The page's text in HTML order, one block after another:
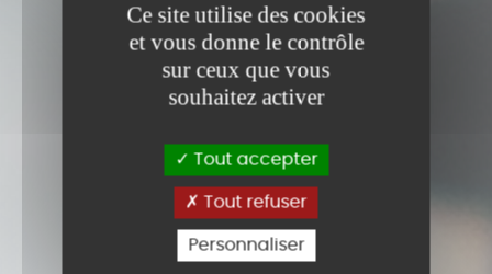
Ce site utilise des cookies
et vous donne le contrôle
sur ceux que vous
souhaitez activer
Tout accepter
Tout refuser
Personnaliser